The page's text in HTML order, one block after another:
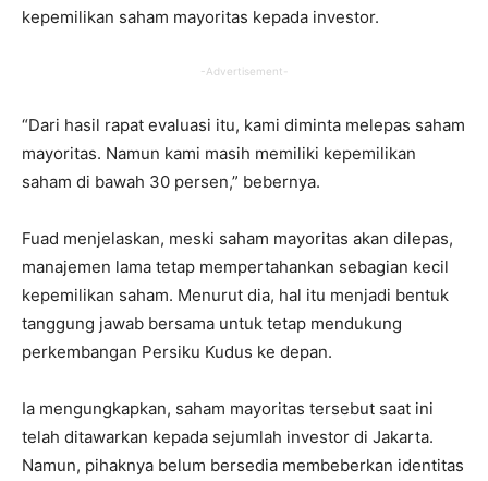
kepemilikan saham mayoritas kepada investor.
-Advertisement-
“Dari hasil rapat evaluasi itu, kami diminta melepas saham
mayoritas. Namun kami masih memiliki kepemilikan
saham di bawah 30 persen,” bebernya.
Fuad menjelaskan, meski saham mayoritas akan dilepas,
manajemen lama tetap mempertahankan sebagian kecil
kepemilikan saham. Menurut dia, hal itu menjadi bentuk
tanggung jawab bersama untuk tetap mendukung
perkembangan Persiku Kudus ke depan.
Ia mengungkapkan, saham mayoritas tersebut saat ini
telah ditawarkan kepada sejumlah investor di Jakarta.
Namun, pihaknya belum bersedia membeberkan identitas